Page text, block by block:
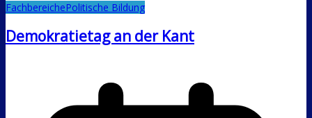
FachbereichePolitische Bildung
Demokratietag an der Kant